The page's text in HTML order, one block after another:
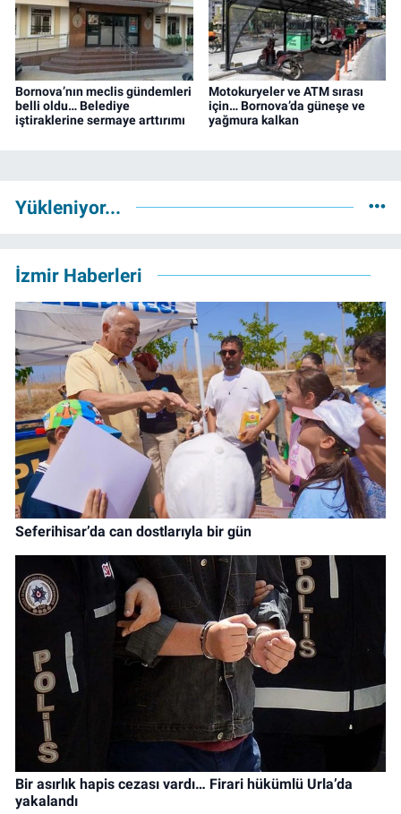
Bornova’nın meclis gündemleri
belli oldu… Belediye
iştiraklerine sermaye arttırımı
Motokuryeler ve ATM sırası
için… Bornova’da güneşe ve
yağmura kalkan
Yükleniyor...
İzmir Haberleri
Seferihisar’da can dostlarıyla bir gün
Bir asırlık hapis cezası vardı… Firari hükümlü Urla’da
yakalandı